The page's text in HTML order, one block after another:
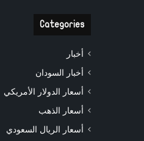
Categories
أخبار
أخبار السودان
أسعار الدولار الأمريكي
أسعار الذهب
أسعار الريال السعودي